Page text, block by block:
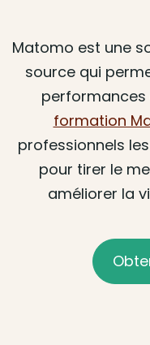
Matomo est une
source qui
performances
formation
professionnels
pour tirer le
améliorer la